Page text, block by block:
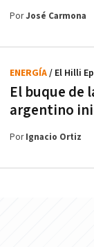
PorJosé Carmona
El buque de
argentino
ENERGÍA/ El Hilli
PorIgnacio Ortiz